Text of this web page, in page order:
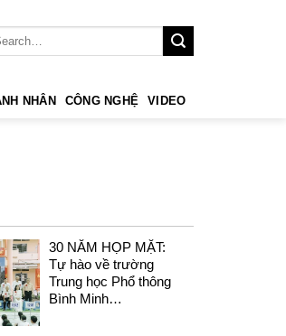
NHÂN CÔNG NGHỆ VIDEO
30 NĂM HỌP MẶT:
Tự hào về trường
Trung học Phổ thông
Bình Minh…